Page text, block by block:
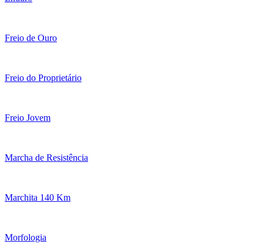
Freio de Ouro
Freio do Proprietário
Freio Jovem
Marcha de Resistência
Marchita 140 Km
Morfologia